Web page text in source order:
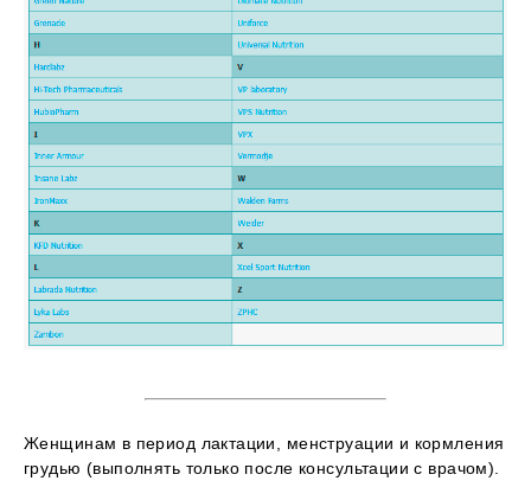
Женщинам в период лактации, менструации и кормления
грудью (выполнять только после консультации с врачом).